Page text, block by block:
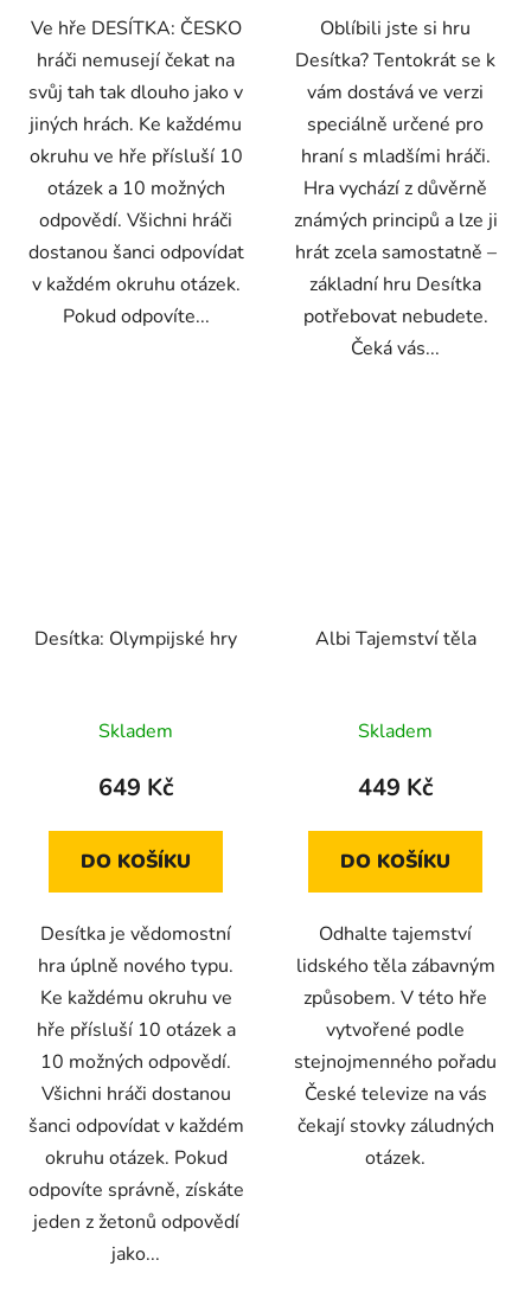
Ve hře DESÍTKA: ČESKO
hráči nemusejí čekat na
svůj tah tak dlouho jako v
jiných hrách. Ke každému
okruhu ve hře přísluší 10
otázek a 10 možných
odpovědí. Všichni hráči
dostanou šanci odpovídat
v každém okruhu otázek.
Pokud odpovíte...
Oblíbili jste si hru
Desítka? Tentokrát se k
vám dostává ve verzi
speciálně určené pro
hraní s mladšími hráči.
Hra vychází z důvěrně
známých principů a lze ji
hrát zcela samostatně –
základní hru Desítka
potřebovat nebudete.
Čeká vás...
Desítka: Olympijské hry
Skladem
649 Kč
DO KOŠÍKU
Desítka je vědomostní
hra úplně nového typu.
Ke každému okruhu ve
hře přísluší 10 otázek a
10 možných odpovědí.
Všichni hráči dostanou
šanci odpovídat v každém
okruhu otázek. Pokud
odpovíte správně, získáte
jeden z žetonů odpovědí
jako...
Albi Tajemství těla
Skladem
449 Kč
DO KOŠÍKU
Odhalte tajemství
lidského těla zábavným
způsobem. V této hře
vytvořené podle
stejnojmenného pořadu
České televize na vás
čekají stovky záludných
otázek.